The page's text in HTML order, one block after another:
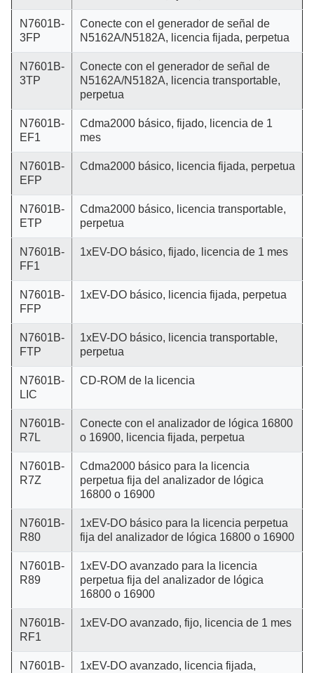
N7601B-
3FP
Conecte con el generador de señal de
N5162A/N5182A, licencia fijada, perpetua
N7601B-
3TP
Conecte con el generador de señal de
N5162A/N5182A, licencia transportable,
perpetua
N7601B-
EF1
Cdma2000 básico, fijado, licencia de 1
mes
N7601B-
EFP
Cdma2000 básico, licencia fijada, perpetua
N7601B-
ETP
Cdma2000 básico, licencia transportable,
perpetua
N7601B-
FF1
1xEV-DO básico, fijado, licencia de 1 mes
N7601B-
FFP
1xEV-DO básico, licencia fijada, perpetua
N7601B-
FTP
1xEV-DO básico, licencia transportable,
perpetua
N7601B-
LIC
CD-ROM de la licencia
N7601B-
R7L
Conecte con el analizador de lógica 16800
o 16900, licencia fijada, perpetua
N7601B-
R7Z
Cdma2000 básico para la licencia
perpetua fija del analizador de lógica
16800 o 16900
N7601B-
R80
1xEV-DO básico para la licencia perpetua
fija del analizador de lógica 16800 o 16900
N7601B-
R89
1xEV-DO avanzado para la licencia
perpetua fija del analizador de lógica
16800 o 16900
N7601B-
RF1
1xEV-DO avanzado, fijo, licencia de 1 mes
N7601B-
1xEV-DO avanzado, licencia fijada,